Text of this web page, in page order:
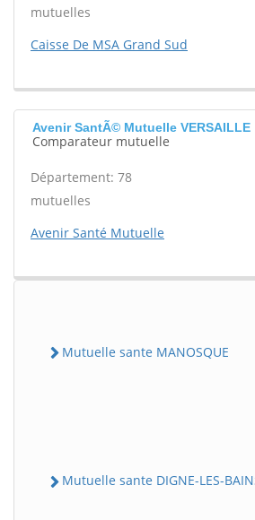
mutuelles
Caisse De MSA Grand Sud
Avenir SantÃ© Mutuelle VERSAILLE
Comparateur mutuelle
Département: 78
mutuelles
Avenir Santé Mutuelle
Mutuelle sante MANOSQUE
Mutuelle sante DIGNE-LES-